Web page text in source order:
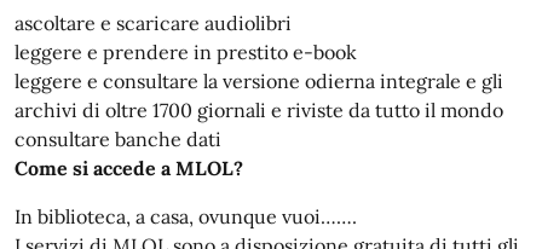
ascoltare e scaricare audiolibri
leggere e prendere in prestito e-book
leggere e consultare la versione odierna integrale e gli
archivi di oltre 1700 giornali e riviste da tutto il mondo
consultare banche dati
Come si accede a MLOL?
In biblioteca, a casa, ovunque vuoi…….